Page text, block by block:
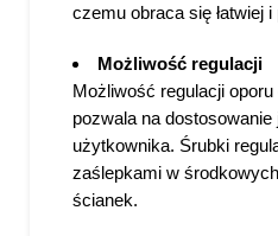
czemu obraca się łatwiej i
Możliwość regulacji
Możliwość regulacji
pozwala na dostosowanie
użytkownika. Śrubki
zaślepkami w
ścianek.